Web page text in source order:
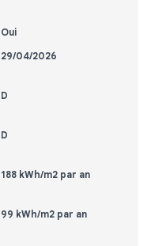
Oui
29/04/2026
D
D
188 kWh/m2 par an
99 kWh/m2 par an